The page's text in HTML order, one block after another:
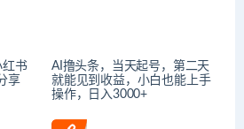
红书
享
AI撸头条，当天起号，第二天
就能见到收益，小白也能上手
操作，日入3000+